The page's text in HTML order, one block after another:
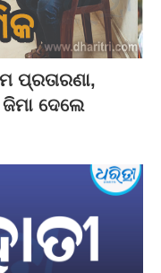
ପ୍ରତାରଣା,
ଦେଲେ